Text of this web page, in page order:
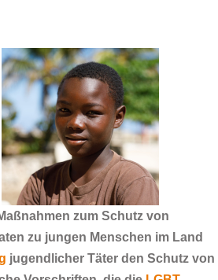
zum Schutz von
zu jungen Menschen im Land
jugendlicher Täter den Schutz von